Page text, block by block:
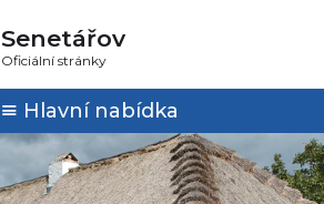
Senetářov
Oficiální stránky
Hlavní nabídka